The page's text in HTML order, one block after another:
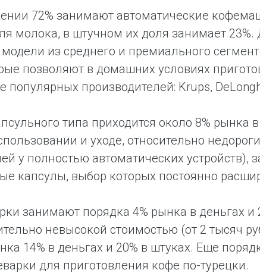
72% занимают автоматические
молока, в штучном их доля занимает
из среднего и премиального
позволяют в домашних условиях
популярных производителей: Krups,
типа приходится около 8% рынка
и уходе, относительно
у полностью автоматических
капсулы, выбор которых постоянно
занимают порядка 4% рынка в деньгах и
невысокой стоимостью (от 2 тысяч
14% в деньгах и 20% в штуках. Еще
для приготовления кофе по-турецки.